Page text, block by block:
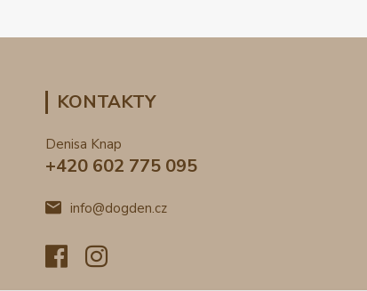
KONTAKTY
Denisa Knap
+420 602 775 095
info@dogden.cz